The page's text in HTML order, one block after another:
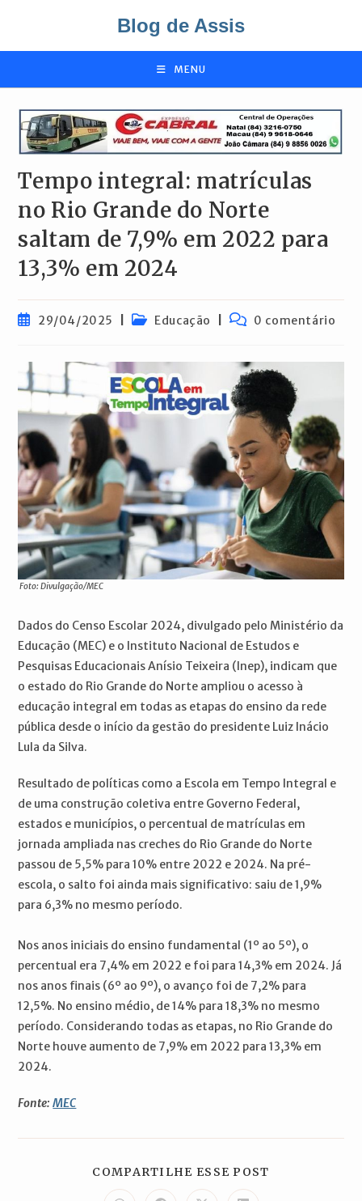
o
Blog de Assis
MENU
Tempo integral: matrículas
no Rio Grande do Norte
saltam de 7,9% em 2022 para
13,3% em 2024
Post29/04/2025
Categoria
Educação
Comentários
0 comentário
Foto: Divulgação/MEC
Dados do Censo Escolar 2024, divulgado pelo Ministério da
Educação (MEC) e o Instituto Nacional de Estudos e
Pesquisas Educacionais Anísio Teixeira (Inep), indicam que
o estado do Rio Grande do Norte ampliou o acesso à
educação integral em todas as etapas do ensino da rede
pública desde o início da gestão do presidente Luiz Inácio
Lula da Silva.
Resultado de políticas como a Escola em Tempo Integral e
de uma construção coletiva entre Governo Federal,
estados e municípios, o percentual de matrículas em
jornada ampliada nas creches do Rio Grande do Norte
passou de 5,5% para 10% entre 2022 e 2024. Na pré-
escola, o salto foi ainda mais significativo: saiu de 1,9%
para 6,3% no mesmo período.
Nos anos iniciais do ensino fundamental (1º ao 5º), o
percentual era 7,4% em 2022 e foi para 14,3% em 2024. Já
nos anos finais (6º ao 9º), o avanço foi de 7,2% para
12,5%. No ensino médio, de 14% para 18,3% no mesmo
período. Considerando todas as etapas, no Rio Grande do
Norte houve aumento de 7,9% em 2022 para 13,3% em
2024.
Fonte:MEC
COMPARTILHE ESSE POST